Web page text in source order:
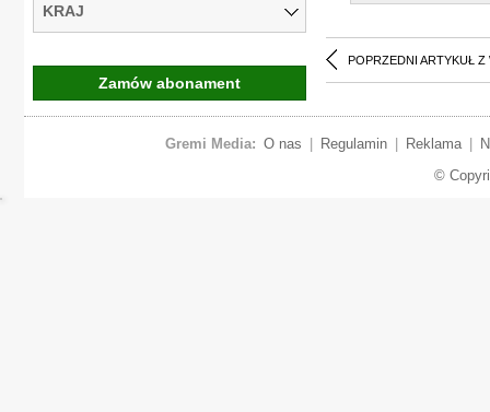
POPRZEDNI ARTYKUŁ Z
KRAJ
Zamów abonament
Gremi Media: O nas Regulamin Reklama
©